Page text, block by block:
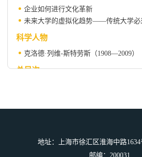
企业如何进行文化革新
科学人物
克洛德·列维-斯特劳斯（1908—2009）
总目次
地址：上海市徐汇区淮海中路1634
邮编：200031